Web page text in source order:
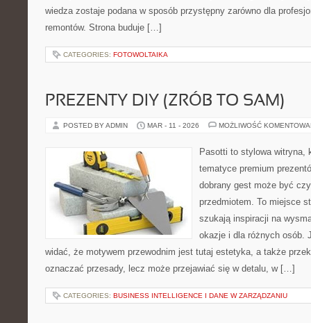
wiedza zostaje podana w sposób przystępny zarówno dla
remontów. Strona buduje […]
CATEGORIES: FOTOWOLTAIKA
PREZENTY DIY (ZRÓB TO SAM)
POSTED BY ADMIN MAR - 11 - 2026 MOŻLIWOŚĆ
Pasotti to stylowa witryna,
tematyce premium
dobrany gest może być
przedmiotem. To miejsce
szukają inspiracji na
okazje i dla różnych osób.
widać, że motywem przewodnim jest tutaj estetyka, a także
oznaczać przesady, lecz może przejawiać się w detalu, w […]
CATEGORIES: BUSINESS INTELLIGENCE I DANE W ZARZĄDZANIU